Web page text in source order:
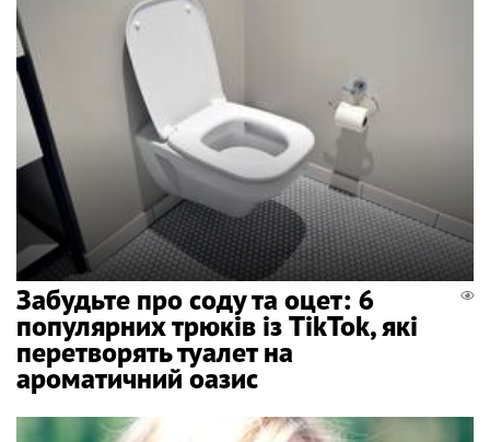
Забудьте про соду та оцет: 6
популярних трюків із TikTok, які
перетворять туалет на
ароматичний оазис